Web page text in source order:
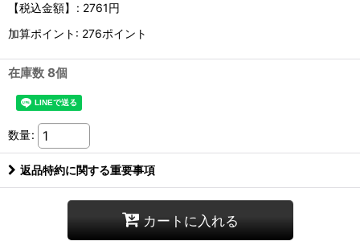
【税込金額】
: 2761円
加算ポイント: 276ポイント
在庫数 8個
数量:
返品特約に関する重要事項
カートに入れる